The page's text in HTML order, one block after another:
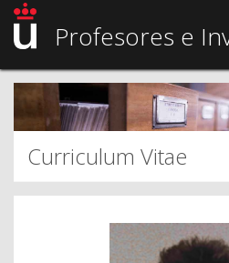
Profesores e
Curriculum Vitae